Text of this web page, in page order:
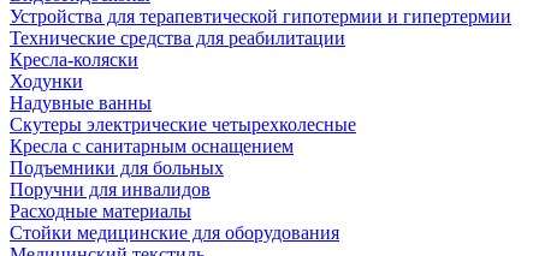
Устройства для терапевтической гипотермии и гипертермии
Технические средства для реабилитации
Кресла-коляски
Ходунки
Надувные ванны
Скутеры электрические четырехколесные
Кресла с санитарным оснащением
Подъемники для больных
Поручни для инвалидов
Расходные материалы
Стойки медицинские для оборудования